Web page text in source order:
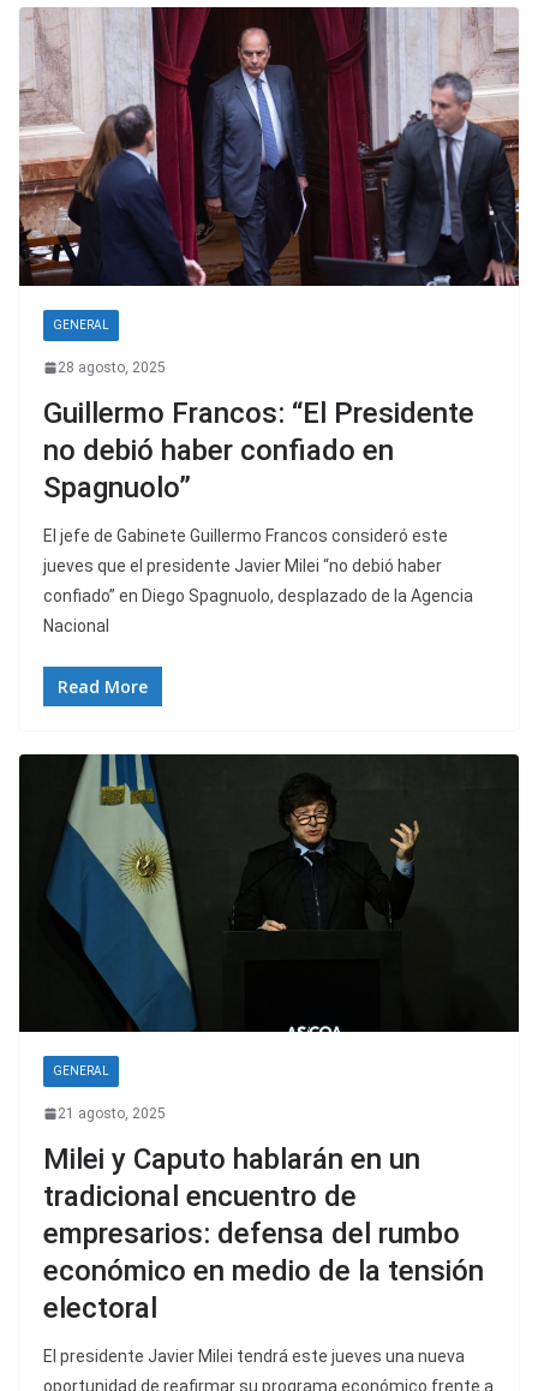
GENERAL
28 agosto, 2025
Guillermo Francos: “El Presidente
no debió haber confiado en
Spagnuolo”
El jefe de Gabinete Guillermo Francos consideró este
jueves que el presidente Javier Milei “no debió haber
confiado” en Diego Spagnuolo, desplazado de la Agencia
Nacional
Read More
GENERAL
21 agosto, 2025
Milei y Caputo hablarán en un
tradicional encuentro de
empresarios: defensa del rumbo
económico en medio de la tensión
electoral
El presidente Javier Milei tendrá este jueves una nueva
oportunidad de reafirmar su programa económico frente a